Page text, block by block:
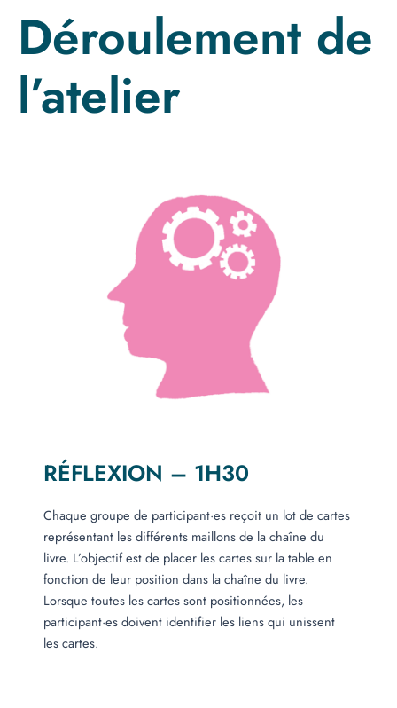
Déroulement de
l’atelier
RÉFLEXION – 1H30
Chaque groupe de participant·es reçoit un lot de cartes
représentant les différents maillons de la chaîne du
livre. L’objectif est de placer les cartes sur la table en
fonction de leur position dans la chaîne du livre.
Lorsque toutes les cartes sont positionnées, les
participant·es doivent identifier les liens qui unissent
les cartes.